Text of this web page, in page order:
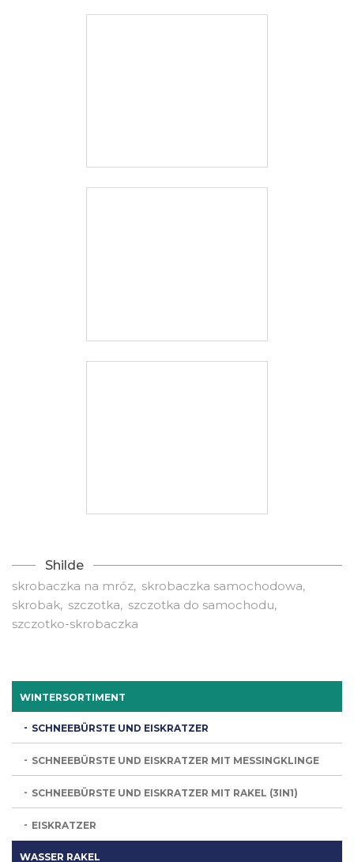
WINTERSORTIMENT
SCHNEEBÜRSTE UND EISKRATZER
SCHNEEBÜRSTE UND EISKRATZER MIT MESSINGKLINGE
SCHNEEBÜRSTE UND EISKRATZER MIT RAKEL (3IN1)
EISKRATZER
WASSER RAKEL
Shilde
skrobaczka na mróz skrobaczka samochodowa
skrobak szczotka
szczotka do samochodu
szczotko-skrobaczka